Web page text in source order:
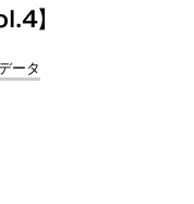
】
ータ